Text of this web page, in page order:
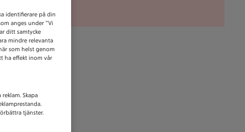
identifierare på din
anges under ”Vi
ditt samtycke
mindre relevanta
som helst genom
ha effekt inom vår
Skapa
tjänster.